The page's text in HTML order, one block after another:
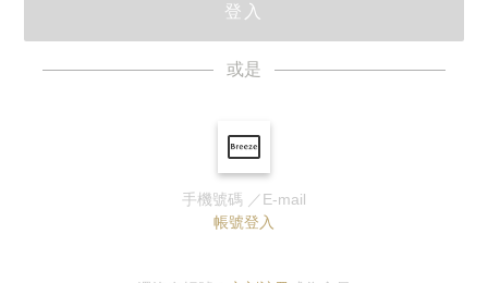
登入
或是
手機號碼 ／E-mail
帳號登入